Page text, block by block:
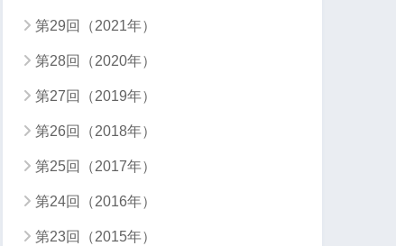
第29回（2021年）
第28回（2020年）
第27回（2019年）
第26回（2018年）
第25回（2017年）
第24回（2016年）
第23回（2015年）